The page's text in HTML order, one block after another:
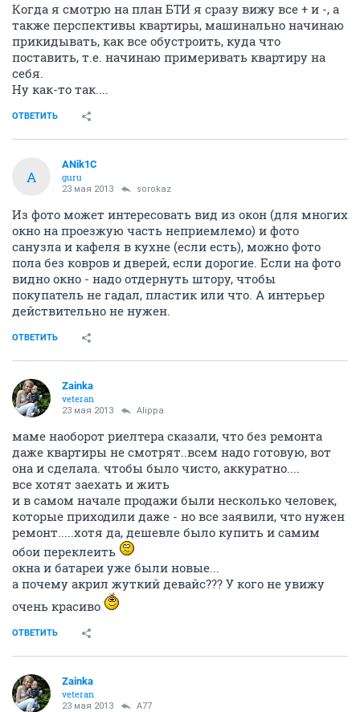
Когда я смотрю на план БТИ я сразу вижу все + и -, а
также перспективы квартиры, машинально начинаю
прикидывать, как все обустроить, куда что
поставить, т.е. начинаю примеривать квартиру на
себя.
Ну как-то так....
ОТВЕТИТЬ
A
ANik1C
guru
23 мая 2013 sorokaz
Из фото может интересовать вид из окон (для многих
окно на проезжую часть неприемлемо) и фото
санузла и кафеля в кухне (если есть), можно фото
пола без ковров и дверей, если дорогие. Если на фото
видно окно - надо отдернуть штору, чтобы
покупатель не гадал, пластик или что. А интерьер
действительно не нужен.
ОТВЕТИТЬ
Zainka
veteran
23 мая 2013 Alippa
маме наоборот риелтера сказали, что без ремонта
даже квартиры не смотрят..всем надо готовую, вот
она и сделала. чтобы было чисто, аккуратно....
все хотят заехать и жить
и в самом начале продажи были несколько человек,
которые приходили даже - но все заявили, что нужен
ремонт.....хотя да, дешевле было купить и самим
обои переклеить
окна и батареи уже были новые...
а почему акрил жуткий девайс??? У кого не увижу
очень красиво
ОТВЕТИТЬ
Zainka
veteran
23 мая 2013 A77